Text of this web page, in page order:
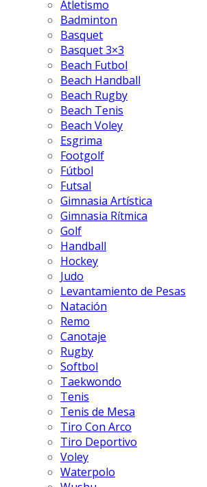
Atletismo
Badminton
Basquet
Basquet 3×3
Beach Futbol
Beach Handball
Beach Rugby
Beach Tenis
Beach Voley
Esgrima
Footgolf
Fútbol
Futsal
Gimnasia Artística
Gimnasia Rítmica
Golf
Handball
Hockey
Judo
Levantamiento de Pesas
Natación
Remo
Canotaje
Rugby
Softbol
Taekwondo
Tenis
Tenis de Mesa
Tiro Con Arco
Tiro Deportivo
Voley
Waterpolo